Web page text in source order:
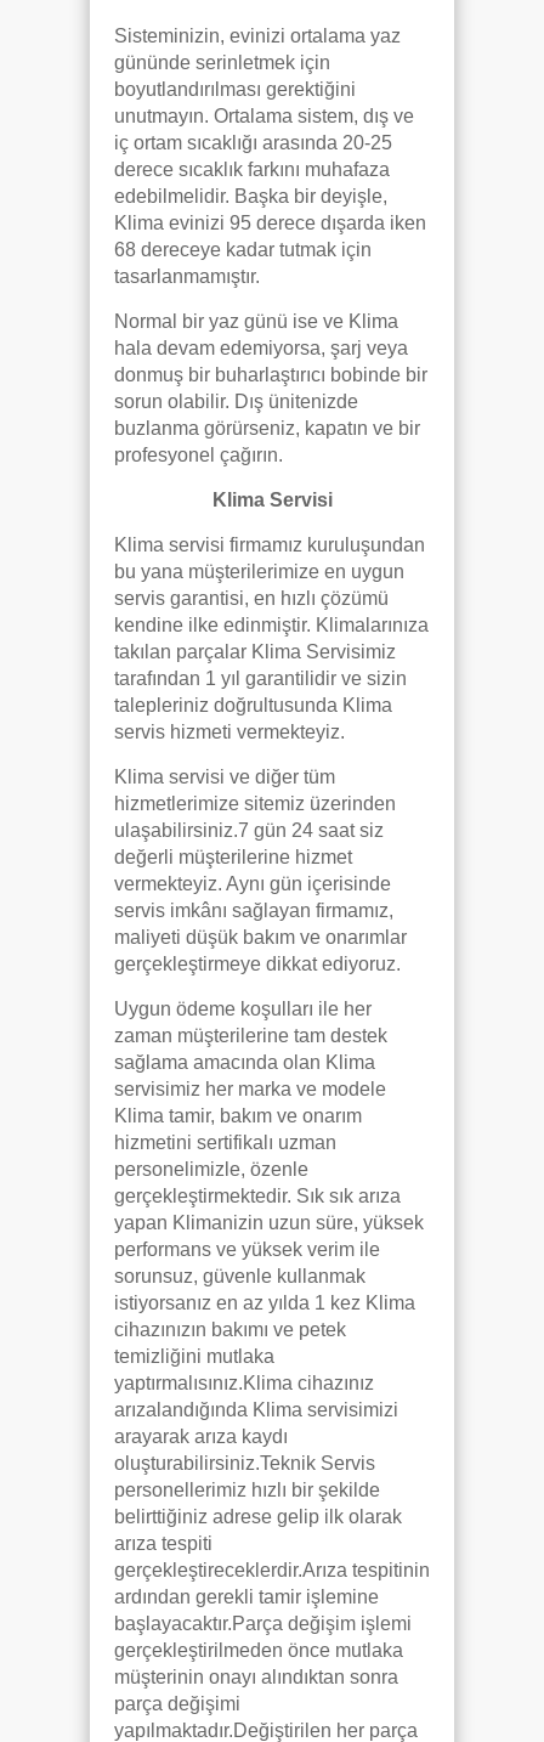
Sisteminizin, evinizi ortalama yaz
gününde serinletmek için
boyutlandırılması gerektiğini
unutmayın. Ortalama sistem, dış ve
iç ortam sıcaklığı arasında 20-25
derece sıcaklık farkını muhafaza
edebilmelidir. Başka bir deyişle,
Klima evinizi 95 derece dışarda iken
68 dereceye kadar tutmak için
tasarlanmamıştır.
Normal bir yaz günü ise ve Klima
hala devam edemiyorsa, şarj veya
donmuş bir buharlaştırıcı bobinde bir
sorun olabilir. Dış ünitenizde
buzlanma görürseniz, kapatın ve bir
profesyonel çağırın.
Klima Servisi
Klima servisi firmamız kuruluşundan
bu yana müşterilerimize en uygun
servis garantisi, en hızlı çözümü
kendine ilke edinmiştir. Klimalarınıza
takılan parçalar Klima Servisimiz
tarafından 1 yıl garantilidir ve sizin
talepleriniz doğrultusunda Klima
servis hizmeti vermekteyiz.
Klima servisi ve diğer tüm
hizmetlerimize sitemiz üzerinden
ulaşabilirsiniz.7 gün 24 saat siz
değerli müşterilerine hizmet
vermekteyiz. Aynı gün içerisinde
servis imkânı sağlayan firmamız,
maliyeti düşük bakım ve onarımlar
gerçekleştirmeye dikkat ediyoruz.
Uygun ödeme koşulları ile her
zaman müşterilerine tam destek
sağlama amacında olan Klima
servisimiz her marka ve modele
Klima tamir, bakım ve onarım
hizmetini sertifikalı uzman
personelimizle, özenle
gerçekleştirmektedir. Sık sık arıza
yapan Klimanizin uzun süre, yüksek
performans ve yüksek verim ile
sorunsuz, güvenle kullanmak
istiyorsanız en az yılda 1 kez Klima
cihazınızın bakımı ve petek
temizliğini mutlaka
yaptırmalısınız.Klima cihazınız
arızalandığında Klima servisimizi
arayarak arıza kaydı
oluşturabilirsiniz.Teknik Servis
personellerimiz hızlı bir şekilde
belirttiğiniz adrese gelip ilk olarak
arıza tespiti
gerçekleştireceklerdir.Arıza tespitinin
ardından gerekli tamir işlemine
başlayacaktır.Parça değişim işlemi
gerçekleştirilmeden önce mutlaka
müşterinin onayı alındıktan sonra
parça değişimi
yapılmaktadır.Değiştirilen her parça